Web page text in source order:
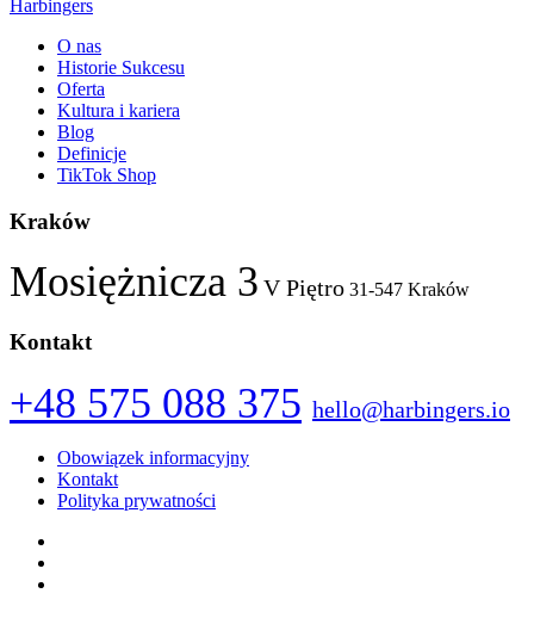
Harbingers
O nas
Historie Sukcesu
Oferta
Kultura i kariera
Blog
Definicje
TikTok Shop
Kraków
Mosiężnicza 3 V Piętro 31-547 Kraków
Kontakt
+48 575 088 375 hello@harbingers.io
Obowiązek informacyjny
Kontakt
Polityka prywatności